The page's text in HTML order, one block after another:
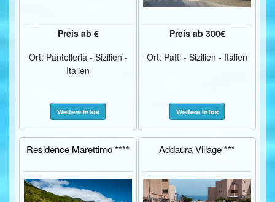
Preis ab €
Ort: Pantelleria - Sizilien -
Italien
Weitere Infos
Preis ab 300€
Ort: Patti - Sizilien - Italien
Weitere Infos
Residence Marettimo **** Addaura Village ***